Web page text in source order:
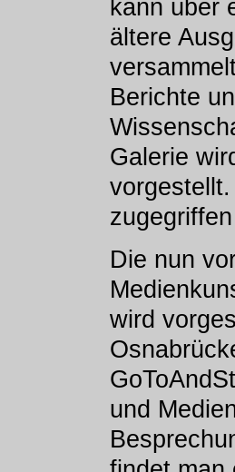
kann über
ältere
Berichte
Galerie
Die nun
wird
und